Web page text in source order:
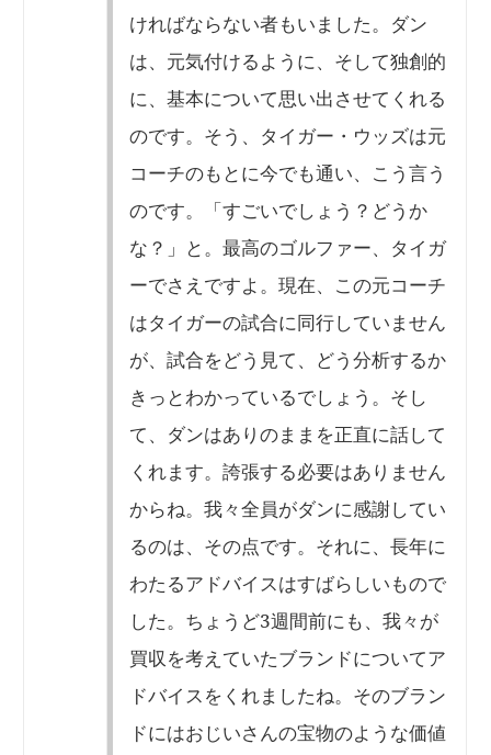
ければならない者もいました。ダン
は、元気付けるように、そして独創的
に、基本について思い出させてくれる
のです。そう、タイガー・ウッズは元
コーチのもとに今でも通い、こう言う
のです。「すごいでしょう？どうか
な？」と。最高のゴルファー、タイガ
ーでさえですよ。現在、この元コーチ
はタイガーの試合に同行していません
が、試合をどう見て、どう分析するか
きっとわかっているでしょう。そし
て、ダンはありのままを正直に話して
くれます。誇張する必要はありません
からね。我々全員がダンに感謝してい
るのは、その点です。それに、長年に
わたるアドバイスはすばらしいもので
した。ちょうど3週間前にも、我々が
買収を考えていたブランドについてア
ドバイスをくれましたね。そのブラン
ドにはおじいさんの宝物のような価値